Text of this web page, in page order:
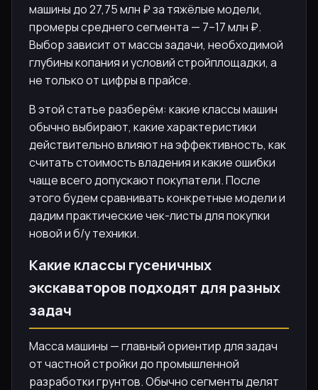
машины до 27,75 млн ₽ за тяжёлые модели,
промеры среднего сегмента — 7–17 млн ₽.
Выбор зависит от массы задачи, необходимой
глубины копания и условий стройплощадки, а
не только от цифры в прайсе.
В этой статье разберём: какие классы машин
обычно выбирают, какие характеристики
действительно влияют на эффективность, как
считать стоимость владения и какие ошибки
чаще всего допускают покупатели. После
этого будем сравнивать конкретные модели и
дадим практические чек-листы для покупки
новой и б/у техники.
Какие классы гусеничных
экскаваторов подходят для разных
задач
Масса машины — главный ориентир для задач
от частной стройки до промышленной
разработки грунтов. Обычно сегменты делят